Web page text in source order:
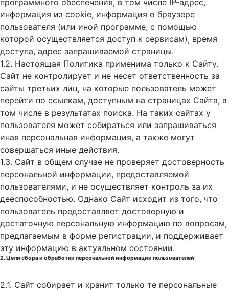
программного обеспечения, в том числе IP-адрес,
информация из cookie, информация о браузере
пользователя (или иной программе, с помощью
которой осуществляется доступ к cервисам), время
доступа, адрес запрашиваемой страницы.
1.2. Настоящая Политика применима только к Сайту.
Сайт не контролирует и не несет ответственность за
сайты третьих лиц, на которые пользователь может
перейти по ссылкам, доступным на страницах Сайта, в
том числе в результатах поиска. На таких сайтах у
пользователя может собираться или запрашиваться
иная персональная информация, а также могут
совершаться иные действия.
1.3. Сайт в общем случае не проверяет достоверность
персональной информации, предоставляемой
пользователями, и не осуществляет контроль за их
дееспособностью. Однако Сайт исходит из того, что
пользователь предоставляет достоверную и
достаточную персональную информацию по вопросам,
предлагаемым в форме регистрации, и поддерживает
эту информацию в актуальном состоянии.
2. Цели сбора и обработки персональной информации пользователей
2.1. Сайт собирает и хранит только те персональные